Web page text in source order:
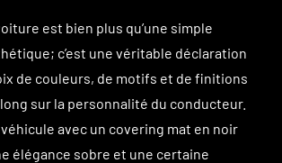
est bien plus qu’une simple
c’est une véritable déclaration
de couleurs, de motifs et de finitions
sur la personnalité du conducteur.
avec un covering mat en noir
élégance sobre et une certaine